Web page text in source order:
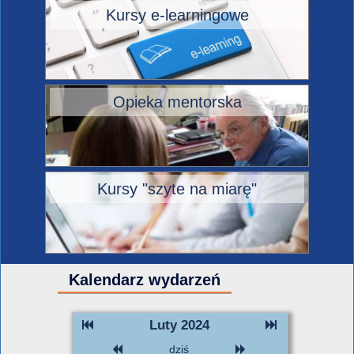
Kursy e-learningowe
Opieka mentorska
Kursy "szyte na miarę"
Kalendarz wydarzeń
Luty 2024
dziś